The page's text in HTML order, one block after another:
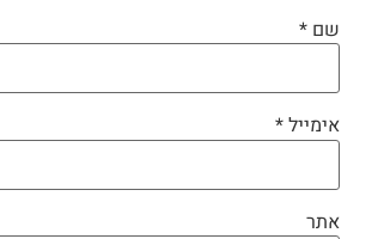
שם *
אימייל*
אתר